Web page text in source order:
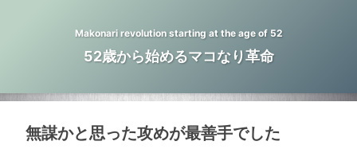
Makonari revolution starting at the age of 52
52歳から始めるマコなり革命
無謀かと思った攻めが最善手でした